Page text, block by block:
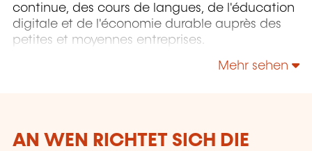
continue, des cours de langues, de l'éducation
digitale et de l'économie durable auprès des
petites et moyennes entreprises.
Mehr sehen
AN WEN RICHTET SICH DIE